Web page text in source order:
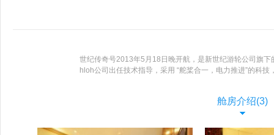
世纪传奇号2013年5月18日晚开航，是新世纪游轮公司旗
hloh公司出任技术指导，采用 “舵桨合一，电力推进”的科
舱房介绍(3)